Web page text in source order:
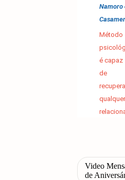
Namoro
Método
é capaz
de
qualquer